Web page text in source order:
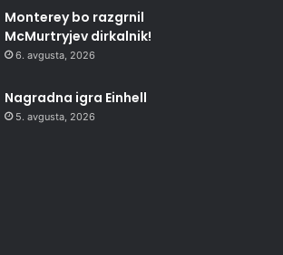
Monterey bo razgrnil
McMurtryjev dirkalnik!
6. avgusta, 2026
Nagradna igra Einhell
5. avgusta, 2026